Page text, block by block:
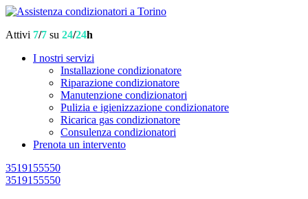
Attivi 7/7 su 24/24h
I nostri servizi
Installazione condizionatore
Riparazione condizionatore
Manutenzione condizionatori
Pulizia e igienizzazione condizionatore
Ricarica gas condizionatore
Consulenza condizionatori
Prenota un intervento
3519155550
3519155550